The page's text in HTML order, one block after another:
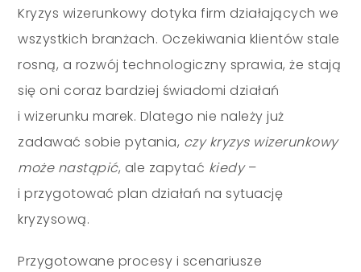
Kryzys wizerunkowy dotyka firm działających we
wszystkich branżach. Oczekiwania klientów stale
rosną, a rozwój technologiczny sprawia, że stają
się oni coraz bardziej świadomi działań
i wizerunku marek. Dlatego nie należy już
zadawać sobie pytania, czy kryzys wizerunkowy
może nastąpić, ale zapytać kiedy–
i przygotować plan działań na sytuację
kryzysową.
Przygotowane procesy i scenariusze